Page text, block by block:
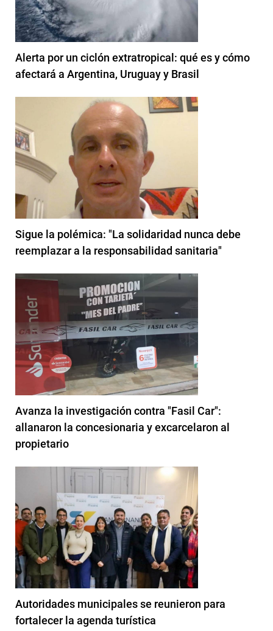
Alerta por un ciclón extratropical: qué es y cómo
afectará a Argentina, Uruguay y Brasil
Sigue la polémica: "La solidaridad nunca debe
reemplazar a la responsabilidad sanitaria"
Avanza la investigación contra "Fasil Car":
allanaron la concesionaria y excarcelaron al
propietario
Autoridades municipales se reunieron para
fortalecer la agenda turística